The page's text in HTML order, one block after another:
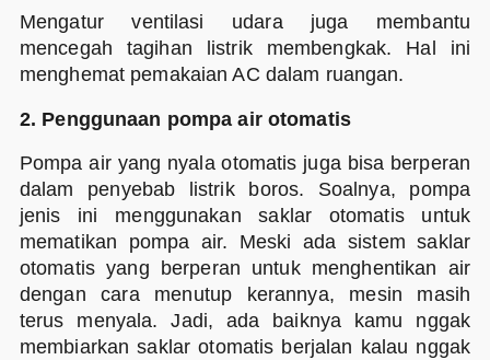
Mengatur ventilasi udara juga membantu
mencegah tagihan listrik membengkak. Hal ini
menghemat pemakaian AC dalam ruangan.
2. Penggunaan pompa air otomatis
Pompa air yang nyala otomatis juga bisa berperan
dalam penyebab listrik boros. Soalnya, pompa
jenis ini menggunakan saklar otomatis untuk
mematikan pompa air. Meski ada sistem saklar
otomatis yang berperan untuk menghentikan air
dengan cara menutup kerannya, mesin masih
terus menyala. Jadi, ada baiknya kamu nggak
membiarkan saklar otomatis berjalan kalau nggak